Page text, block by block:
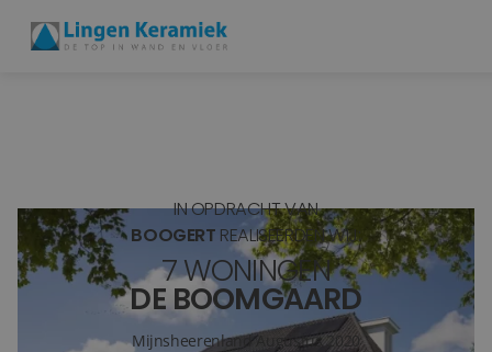
PVC
MEER PRODUCTEN
SHOWROOM BEZOEKEN
IN OPDRACHT VAN
BOOGERT REALISEERDEN WIJ:
7 WONINGEN
DE BOOMGAARD
MijnsheerenlandAugustus 2020